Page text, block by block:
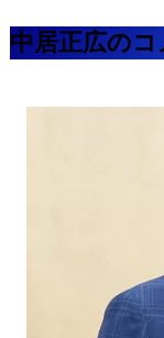
中居正広の